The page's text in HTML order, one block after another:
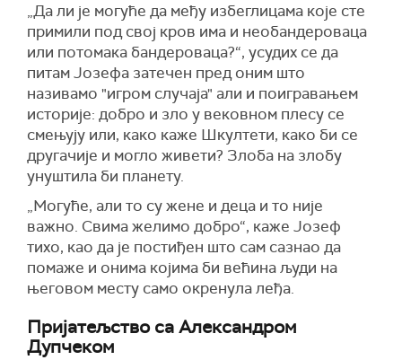
„Да ли је могуће да међу избеглицама које сте
примили под свој кров има и необандероваца
или потомака бандероваца?“, усудих се да
питам Јозефа затечен пред оним што
називамо "игром случаја" али и поигравањем
историје: добро и зло у вековном плесу се
смењују или, како каже Шкултети, како би се
другачије и могло живети? Злоба на злобу
унуштила би планету.
„Могуће, али то су жене и деца и то није
важно. Свима желимо добро“, каже Јозеф
тихо, као да је постиђен што сам сазнао да
помаже и онима којима би већина људи на
његовом месту само окренула леђа.
Пријатељство са Александром
Дупчеком